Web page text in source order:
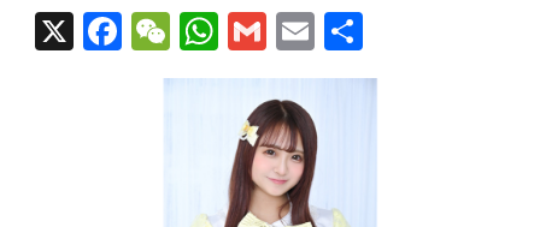
X Facebook
WeChat
WhatsApp
GmailEmail
有